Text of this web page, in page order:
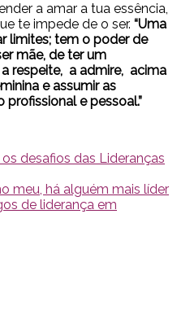
a amar a tua essência,
te impede de o ser. “Uma
limites; tem o poder de
mãe, de ter um
respeite, a admire, acima
e assumir as
e pessoal.”
desafios das Lideranças
meu, há alguém mais líder
de liderança em